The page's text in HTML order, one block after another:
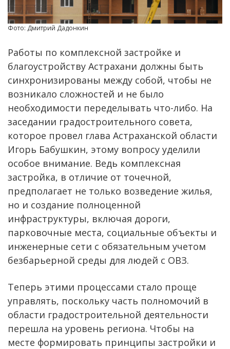
Фото: Дмитрий Дадонкин
Работы по комплексной застройке и
благоустройству Астрахани должны быть
синхронизированы между собой, чтобы не
возникало сложностей и не было
необходимости переделывать что-либо. На
заседании градостроительного совета,
которое провел глава Астраханской области
Игорь Бабушкин, этому вопросу уделили
особое внимание. Ведь комплексная
застройка, в отличие от точечной,
предполагает не только возведение жилья,
но и создание полноценной
инфраструктуры, включая дороги,
парковочные места, социальные объекты и
инженерные сети с обязательным учетом
безбарьерной среды для людей с ОВЗ.
Теперь этими процессами стало проще
управлять, поскольку часть полномочий в
области градостроительной деятельности
перешла на уровень региона. Чтобы на
месте формировать принципы застройки и